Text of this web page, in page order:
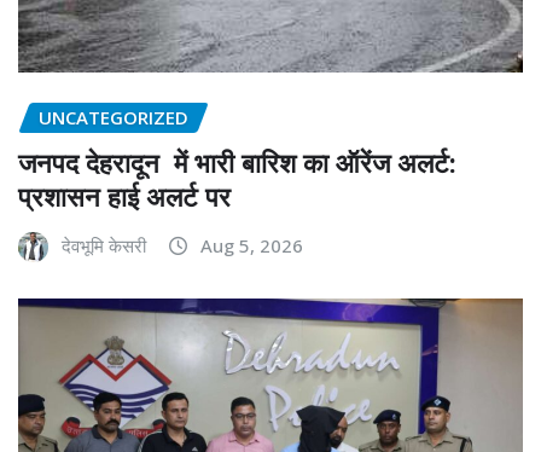
UNCATEGORIZED
जनपद देहरादून में भारी बारिश का ऑरेंज अलर्ट:
प्रशासन हाई अलर्ट पर
देवभूमि केसरी Aug 5, 2026